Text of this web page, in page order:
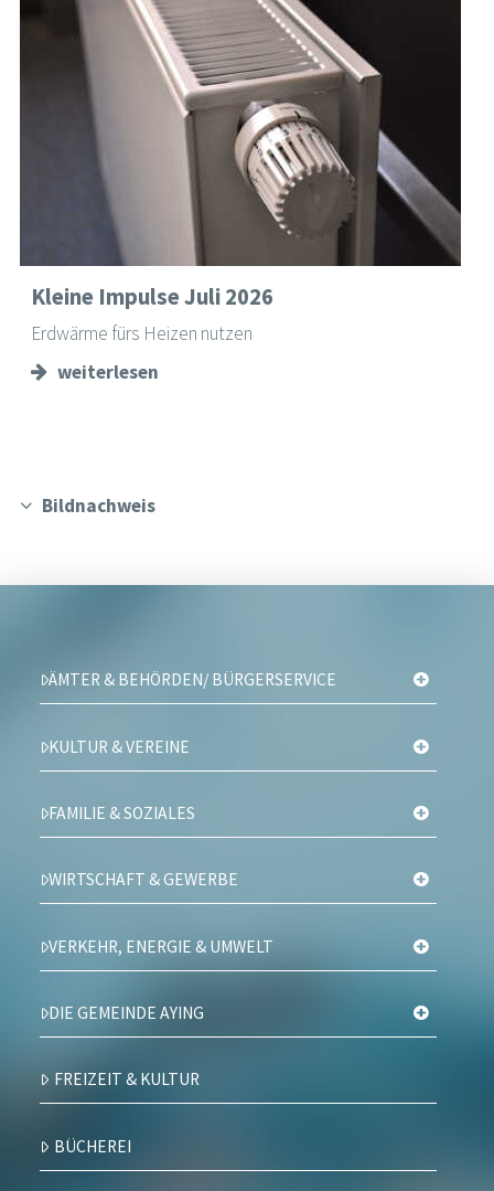
Kleine Impulse Juli 2026
Erdwärme fürs Heizen nutzen
weiterlesen
Bildnachweis
ÄMTER & BEHÖRDEN/ BÜRGERSERVICE
KULTUR & VEREINE
FAMILIE & SOZIALES
WIRTSCHAFT & GEWERBE
VERKEHR, ENERGIE & UMWELT
DIE GEMEINDE AYING
FREIZEIT & KULTUR
BÜCHEREI